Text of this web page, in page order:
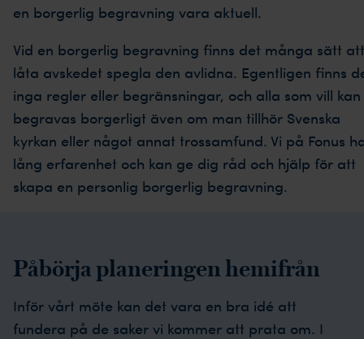
en borgerlig begravning vara aktuell.
Vid en borgerlig begravning finns det många sätt att
låta avskedet spegla den avlidna. Egentligen finns
inga regler eller begränsningar, och alla som vill kan
begravas borgerligt även om man tillhör Svenska
kyrkan eller något annat trossamfund. Vi på Fonus
lång erfarenhet och kan ge dig råd och hjälp för att
skapa en personlig borgerlig begravning.
Påbörja planeringen hemifrån
Inför vårt möte kan det vara en bra idé att
fundera på de saker vi kommer att prata om. I